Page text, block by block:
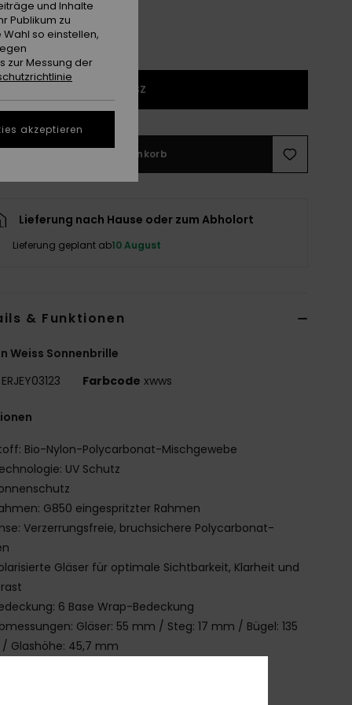
1SZ
In den Warenkorb
Lieferung nach Hause oder zum Abholort
Lieferung geplant ab10 August
& Funktionen
Weiss Sonnenbrille
ERJEY03123 Farbcode xwws
Bio-Nylon-Polycarbonat-Mischgewebe
UV Schutz
G850 eingespritzter Rahmen
Verzerrungsfreie, bruchsichere Polycarbonat-
Gläser für optimale Sichtbarkeit, Klarheit und
6 Base Wrap-Bedeckung
Gläser: 55 mm / Steg: 17 mm / Bügel: 135
Glashöhe: 45,7 mm
und Inhalte
Publikum zu
so einstellen,
zur Messung der
akzeptieren